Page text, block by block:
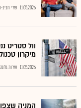
11.05.2026 שירי חביב-
וול סטריט
מיקרון
11.05.2026 שירות גלובס
המניה